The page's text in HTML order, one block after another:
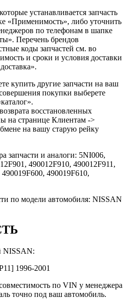
устанавливается запчасть
«Применимость», либо уточнить
по телефонам в шапке
Перечень брендов
коды запчастей см. во
и сроки и условия доставки
купить другие запчасти на ваш
покупки выберете
восстановленных
на странице Клиентам ->
на вашу старую рейку
запчасти и аналоги: 5NI006,
490012F910, 490012F911,
490019F610,
по модели автомобиля: NISSAN
NISSAN:
1996-2001
по VIN у менеджера
точно под ваш автомобиль.